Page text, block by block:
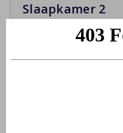
Slaapkamer 2
Twee